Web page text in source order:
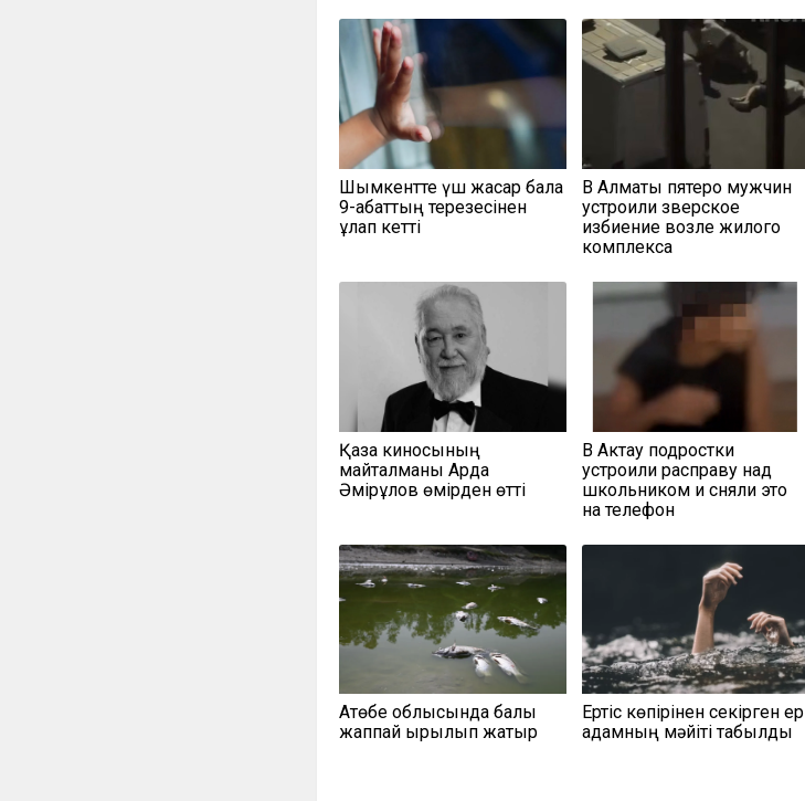
Шымкентте үш жасар бала
9-қабаттың терезесінен
құлап кетті
В Алматы пятеро мужчин
устроили зверское
избиение возле жилого
комплекса
Қазақ киносының
майталманы Ардақ
Әмірқұлов өмірден өтті
В Актау подростки
устроили расправу над
школьником и сняли это
на телефон
Ақтөбе облысында балық
жаппай қырылып жатыр
Ертіс көпірінен секірген ер
адамның мәйіті табылды